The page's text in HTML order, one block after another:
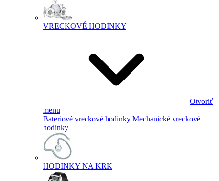
VRECKOVÉ HODINKY
Otvoriť
menu
Bateriové vreckové hodinky Mechanické vreckové
hodinky
HODINKY NA KRK